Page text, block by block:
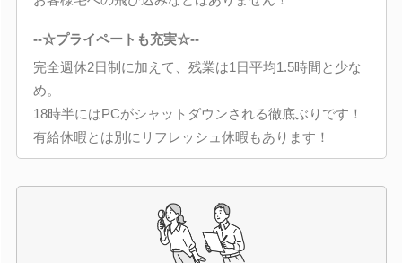
--☆プライペートも充実☆--
完全週休2日制に加えて、残業は1日平均1.5時間と少な
め。
18時半にはPCがシャットダウンされる徹底ぶりです！
有給休暇とは別にリフレッシュ休暇もあります！